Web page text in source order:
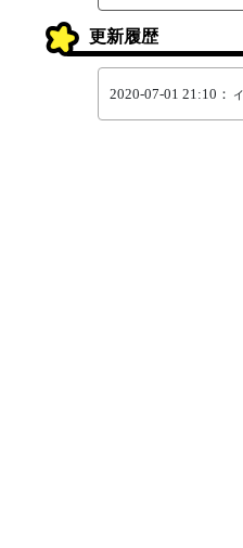
更新履歴
2020-07-01 21:10：